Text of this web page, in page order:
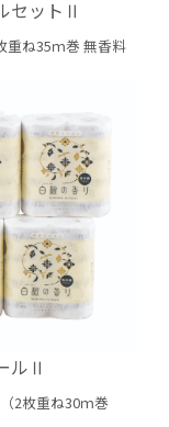
セットⅡ
ね35ｍ巻 無香料
ルⅡ
2枚重ね30ｍ巻